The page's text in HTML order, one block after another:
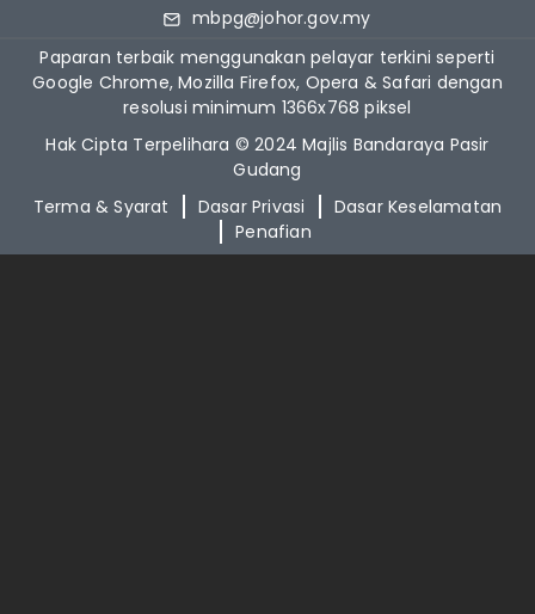
mbpg@johor.gov.my
Paparan terbaik menggunakan pelayar terkini seperti
Google Chrome, Mozilla Firefox, Opera & Safari dengan
resolusi minimum 1366x768 piksel
Hak Cipta Terpelihara © 2024 Majlis Bandaraya Pasir
Gudang
Terma & Syarat
Dasar Privasi
Dasar Keselamatan
Penafian